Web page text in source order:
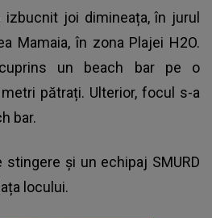
izbucnit joi dimineața, în jurul
Mamaia, în zona Plajei H2O.
un beach bar pe o
pătrați. Ulterior, focul s-a
bar.
și un echipaj SMURD
locului.